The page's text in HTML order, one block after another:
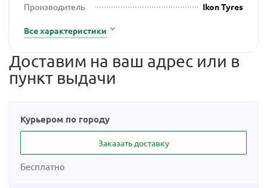
Производитель
Ikon Tyres
Все характеристики
Доставим на ваш адрес или в
пункт выдачи
Курьером по городу
Бесплатно
Заказать доставку